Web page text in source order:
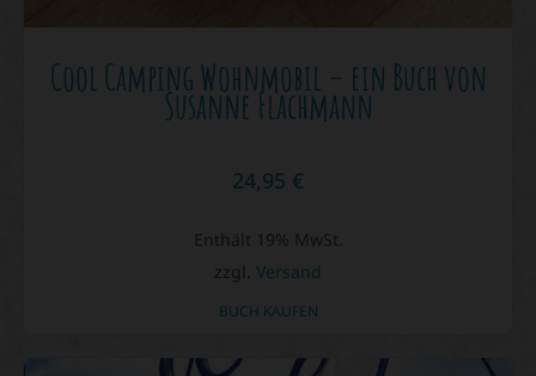
Cool Camping Wohnmobil – ein Buch von
Susanne Flachmann
24,95 €
Enthält 19% MwSt.
zzgl. Versand
BUCH KAUFEN